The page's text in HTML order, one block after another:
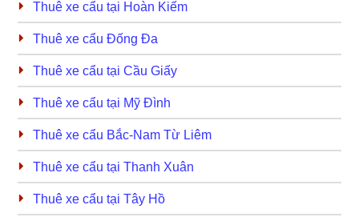
Thuê xe cẩu tại Hoàn Kiếm
Thuê xe cẩu Đống Đa
Thuê xe cẩu tại Cầu Giấy
Thuê xe cẩu tại Mỹ Đình
Thuê xe cẩu Bắc-Nam Từ Liêm
Thuê xe cẩu tại Thanh Xuân
Thuê xe cẩu tại Tây Hồ